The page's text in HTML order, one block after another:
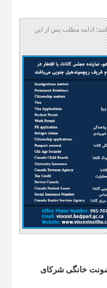
ادامه مطلب پس از این
خانگی شرکای